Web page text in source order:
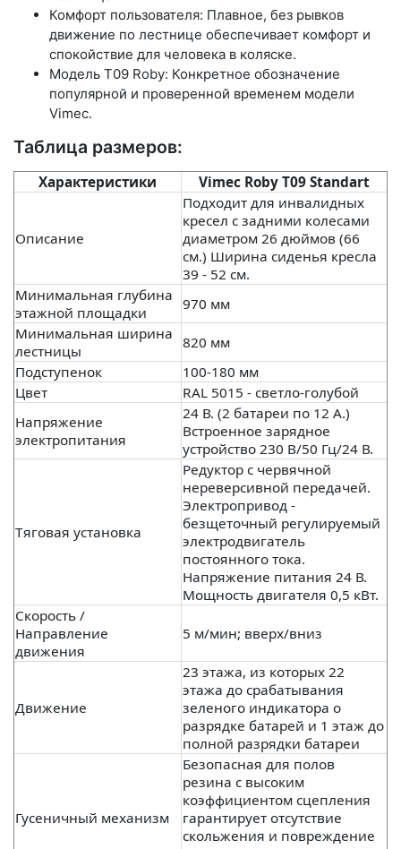
Комфорт пользователя: Плавное, без рывков
движение по лестнице обеспечивает комфорт и
спокойствие для человека в коляске.
Модель Т09 Roby: Конкретное обозначение
популярной и проверенной временем модели
Vimec.
Таблица размеров:
Характеристики Vimec Roby T09 Standart
Описание
Подходит для инвалидных
кресел с задними колесами
диаметром 26 дюймов (66
см.) Ширина сиденья кресла
39 - 52 см.
Минимальная глубина
этажной площадки
970 мм
Минимальная ширина
лестницы
820 мм
Подступенок
100-180 мм
Цвет
RAL 5015 - светло-голубой
Напряжение
электропитания
24 В. (2 батареи по 12 А.)
Встроенное зарядное
устройство 230 В/50 Гц/24 В.
Тяговая установка
Редуктор с червячной
нереверсивной передачей.
Электропривод -
безщеточный регулируемый
электродвигатель
постоянного тока.
Напряжение питания 24 В.
Мощность двигателя 0,5 кВт.
Скорость /
Направление
движения
5 м/мин; вверх/вниз
Движение
23 этажа, из которых 22
этажа до срабатывания
зеленого индикатора о
разрядке батарей и 1 этаж до
полной разрядки батареи
Гусеничный механизм
Безопасная для полов
резина с высоким
коэффициентом сцепления
гарантирует отсутствие
скольжения и повреждение